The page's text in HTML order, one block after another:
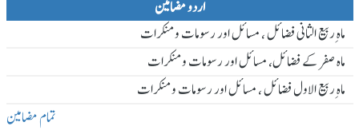
اردو مضامین
ماہ ِربیع الثانی فضائل ، مسائل اور رسومات و منکرات
ماہ صفر کے فضائل، مسائل اور رسومات و منکرات
ماہ ِربیع الاول فضائل ، مسائل اور رسومات و منکرات
تمام مضامین